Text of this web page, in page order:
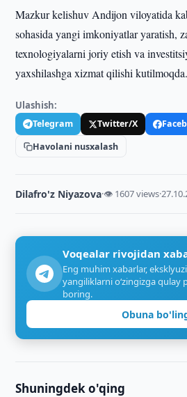
Mazkur kelishuv Andijon viloyatida
sohasida yangi imkoniyatlar yaratish,
texnologiyalarni joriy etish va
yaxshilashga xizmat qilishi kutilmoqda.
Ulashish:
Telegram Twitter/X
Havolani nusxalash
Dilafro'z Niyazova·👁 1607 views·
Voqealar rivojidan
Eng muhim xabarlar,
yangiliklarni o‘zingizga
boring.
Obuna
Shuningdek o'qing